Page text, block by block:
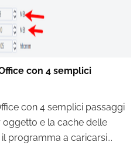
con 4 semplici
con 4 semplici passaggi
e la cache delle
programma a caricarsi...